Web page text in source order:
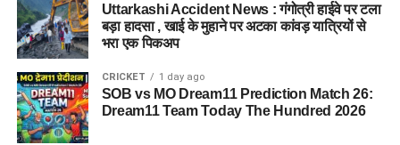
Uttarkashi Accident News : गंगोत्री हाईवे पर टला
बड़ा हादसा , खाई के मुहाने पर अटका कांवड़ यात्रियों से
भरा एक पिकअप
CRICKET 1 day ago
SOB vs MO Dream11 Prediction Match 26:
Dream11 Team Today The Hundred 2026